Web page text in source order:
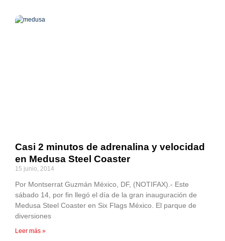
Casi 2 minutos de adrenalina y velocidad
en Medusa Steel Coaster
15 junio, 2014
Por Montserrat Guzmán México, DF, (NOTIFAX).- Este
sábado 14, por fin llegó el día de la gran inauguración de
Medusa Steel Coaster en Six Flags México. El parque de
diversiones
Leer más »